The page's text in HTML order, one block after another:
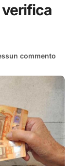
verifica
commento